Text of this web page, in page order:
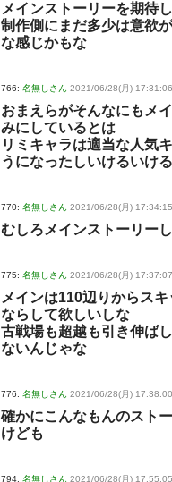
メインストーリーを期待
制作側にまだ多少は意欲
な感じかもな
766: 名無しさん 2021/06/28(月)
おまえらがそんなにもメ
みにしているとは
リミキャラは適当な人気
うになったしいけるいけ
770: 名無しさん 2021/06/28(月)
むしろメインストーリー
775: 名無しさん 2021/06/28(月)
メインは110辺りからス
ならして欲しいしな
古戦場も超越も引き伸ば
ないんじゃな
776: 名無しさん 2021/06/28(月)
確かにこんなもんのスト
けども
794: 名無しさん 2021/06/28(月)